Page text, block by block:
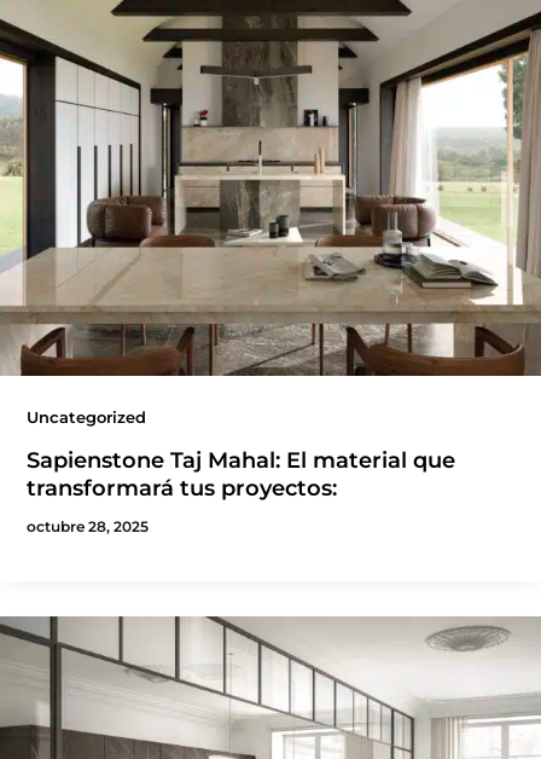
Uncategorized
Sapienstone Taj Mahal: El material que
transformará tus proyectos:
octubre 28, 2025